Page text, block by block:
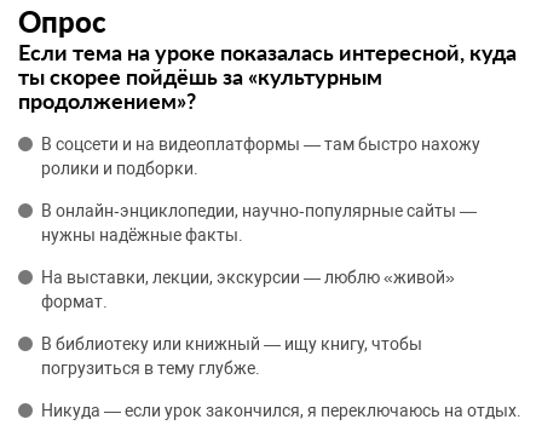
Опрос
Если тема на уроке показалась интересной, куда
ты скорее пойдёшь за «культурным
продолжением»?
В соцсети и на видеоплатформы — там быстро нахожу
ролики и подборки.
В онлайн‑энциклопедии, научно‑популярные сайты —
нужны надёжные факты.
На выставки, лекции, экскурсии — люблю «живой»
формат.
В библиотеку или книжный — ищу книгу, чтобы
погрузиться в тему глубже.
Никуда — если урок закончился, я переключаюсь на отдых.